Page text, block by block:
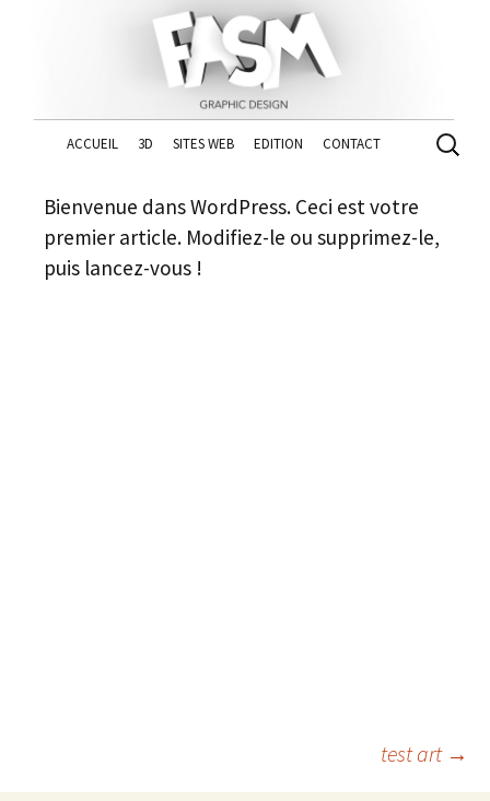
Aller
contenu
ACCUEIL 3D SITES WEB EDITION CONTACT
Bienvenue dans WordPress. Ceci est votre
premier article. Modifiez-le ou supprimez-le,
puis lancez-vous !
test art →